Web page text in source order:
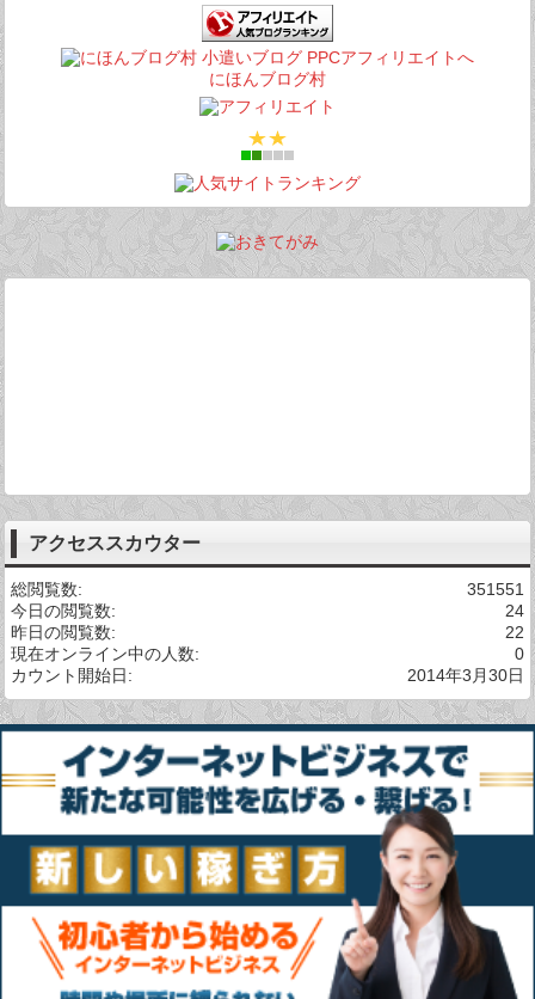
にほんブログ村
アクセススカウター
351551
総閲覧数:
24
今日の閲覧数:
22
昨日の閲覧数:
0
現在オンライン中の人数:
2014年3月30日
カウント開始日: